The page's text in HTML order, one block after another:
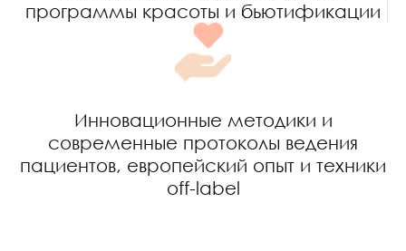
программы красоты и бьютификации
Инновационные методики и
современные протоколы ведения
пациентов, европейский опыт и техники
off-label